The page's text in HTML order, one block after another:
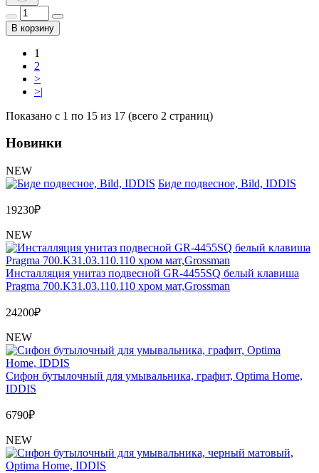
В корзину
1
2
>
>|
Показано с 1 по 15 из 17 (всего 2 страниц)
Новинки
NEW
Биде подвесное, Bild, IDDIS
19230₽
NEW
Инсталляция унитаз подвесной GR-4455SQ белый клавиша
Pragma 700.K31.03.110.110 хром мат,Grossman
24200₽
NEW
Сифон бутылочный для умывальника, графит, Optima Home,
IDDIS
6790₽
NEW